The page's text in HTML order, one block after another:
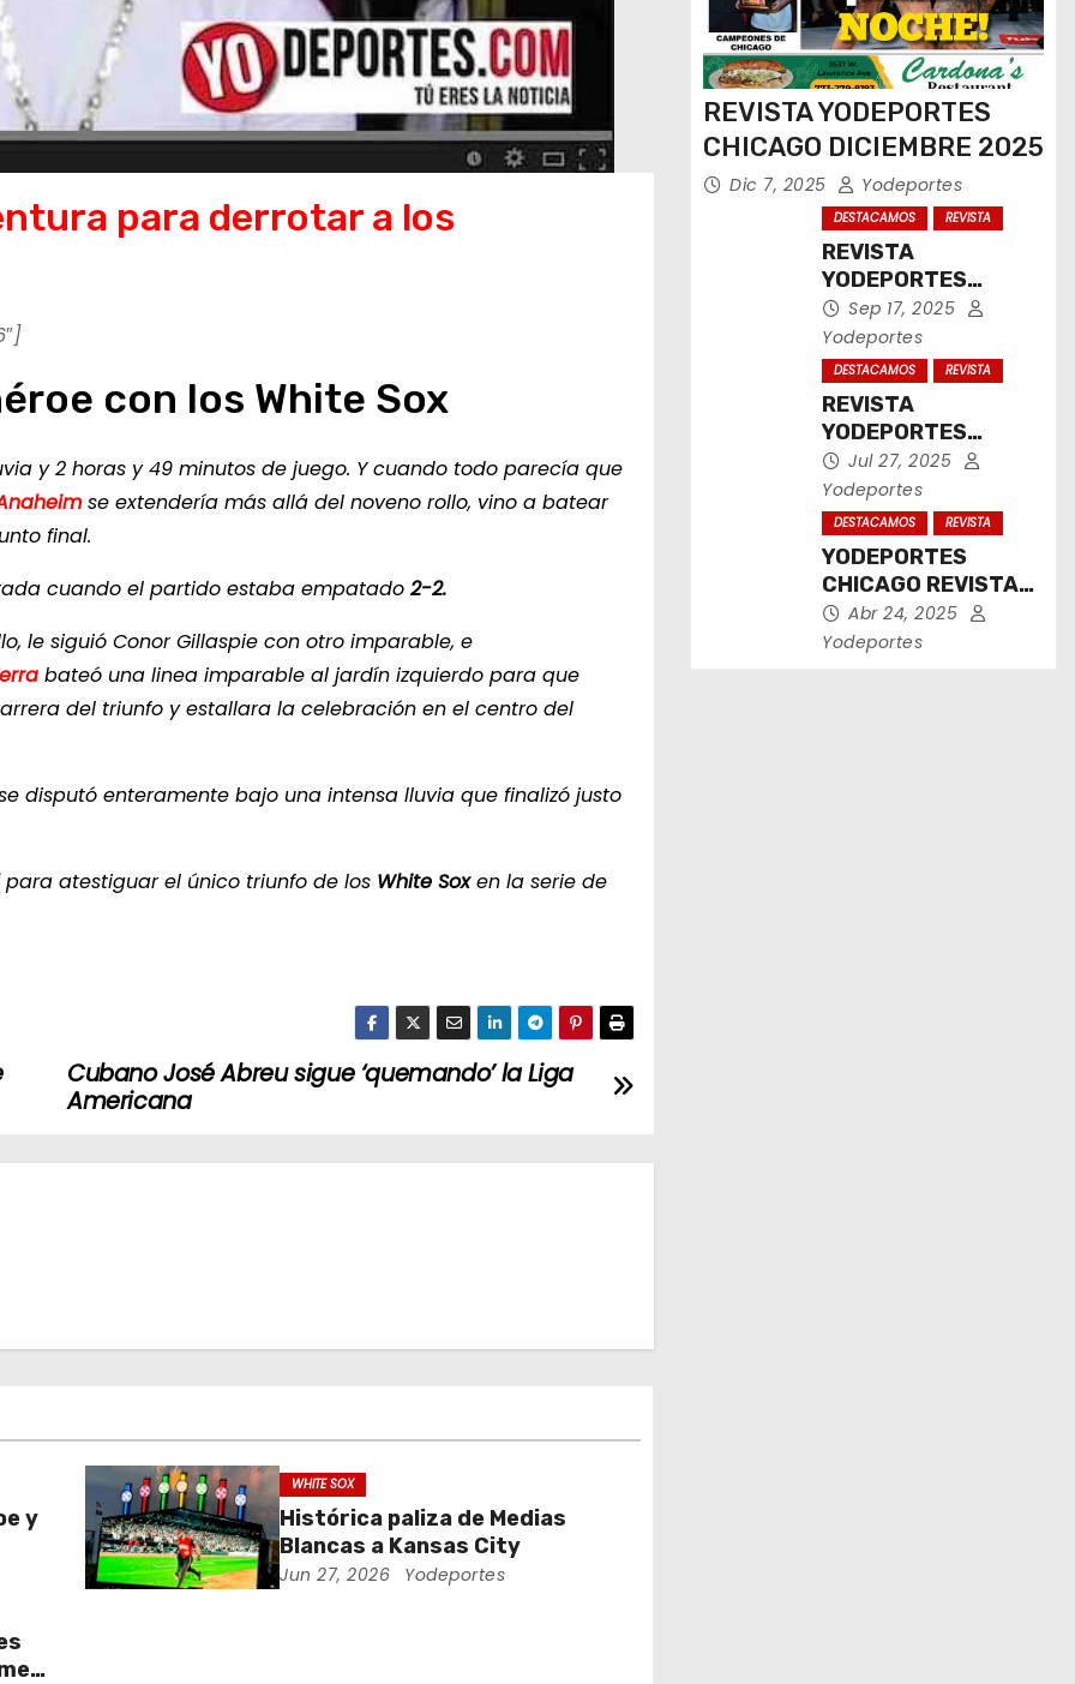
para derrotar a los
con los White Sox
y 2 horas y 49 minutos de juego. Y cuando todo parecía que
se extendería más allá del noveno rollo, vino a batear
final.
cuando el partido estaba empatado 2-2.
le siguió Conor Gillaspie con otro imparable, e
bateó una linea imparable al jardín izquierdo para que
del triunfo y estallara la celebración en el centro del
disputó enteramente bajo una intensa lluvia que finalizó justo
para atestiguar el único triunfo de los White Soxen la serie de
Cubano José Abreu sigue ‘quemando’ la Liga
Americana
y
WHITE SOX
Histórica paliza de Medias
Blancas a Kansas City
Jun 27, 2026 Yodeportes
REVISTA YODEPORTES
CHICAGO DICIEMBRE 2025
Dic 7, 2025 Yodeportes
DESTACAMOS REVISTA
REVISTA
YODEPORTES
CHICAGO
SEPTIEMBRE 2025
Sep 17, 2025
Yodeportes
DESTACAMOS REVISTA
REVISTA
YODEPORTES
CHICAGO JULIO
2025
Jul 27, 2025
Yodeportes
DESTACAMOS REVISTA
YODEPORTES
CHICAGO REVISTA
IMPRESA ABRIL
2025
Abr 24, 2025
Yodeportes